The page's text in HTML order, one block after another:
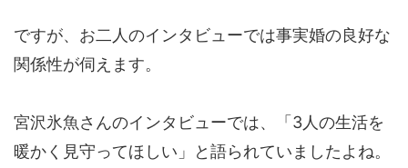
ですが、お二人のインタビューでは事実婚の良好な
関係性が伺えます。
宮沢氷魚さんのインタビューでは、「3人の生活を
暖かく見守ってほしい」と語られていましたよね。